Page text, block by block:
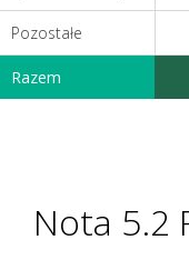
Pozostałe
Razem
Nota 5.2